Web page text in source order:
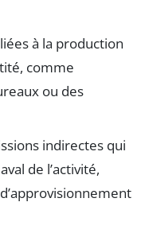
à la production
comme
ou des
indirectes qui
de l’activité,